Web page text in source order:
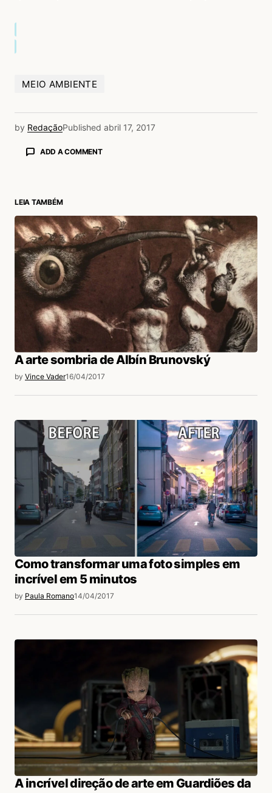
MEIO AMBIENTE
by RedaçãoPublished abril 17, 2017
ADD A COMMENT
LEIA TAMBÉM
A arte sombria de Albín Brunovský
by Vince Vader16/04/2017
Como transformar uma foto simples em
incrível em 5 minutos
by Paula Romano14/04/2017
A incrível direção de arte em Guardiões da